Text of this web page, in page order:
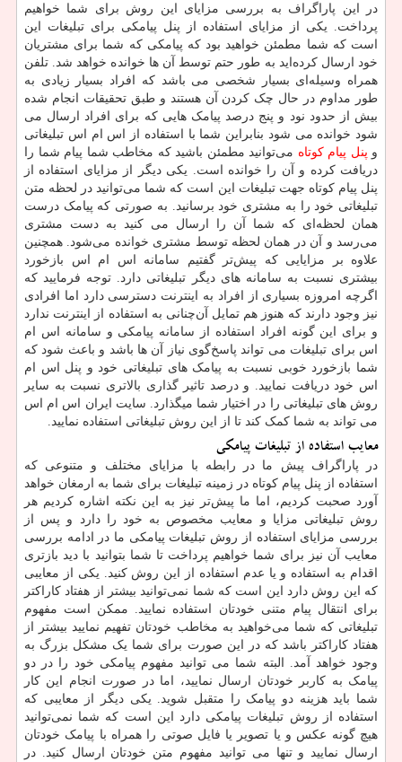
در این پاراگراف به بررسی مزایای این روش برای شما خواهیم
پرداخت. یکی از مزایای استفاده از پنل پیامکی برای تبلیغات این
است که شما مطمئن خواهید بود که پیامکی که شما برای مشتریان
خود ارسال کرده‌اید به‌ طور حتم توسط آن ‌ها خوانده خواهد شد. تلفن
همراه وسیله‌ای بسیار شخصی می باشد که افراد بسیار زیادی به
طور مداوم در حال چک کردن آن هستند و طبق تحقیقات انجام‌ شده
بیش از حدود نود و پنج درصد پیامک‌ هایی که برای افراد ارسال می
شود خوانده می شود بنابراین شما با استفاده از اس ام اس تبلیغاتی
و پنل پیام کوتاه می‌توانید مطمئن باشید که مخاطب شما پیام شما را
دریافت کرده و آن را خوانده است. یکی دیگر از مزایای استفاده از
پنل پیام کوتاه جهت تبلیغات این است که شما می‌توانید در لحظه متن
تبلیغاتی خود را به مشتری خود برسانید. به صورتی که پیامک درست
همان لحظه‌ای که شما آن را ارسال می کنید به دست مشتری
می‌رسد و آن در همان لحظه توسط مشتری خوانده می‌شود. همچنین
علاوه بر مزایایی که پیش‌تر گفتیم سامانه اس ام اس بازخورد
بیشتری نسبت به سامانه ‌های دیگر تبلیغاتی دارد. توجه فرمایید که
اگرچه امروزه بسیاری از افراد به اینترنت دسترسی دارد اما افرادی
نیز وجود دارند که هنوز هم تمایل آن‌چنانی به استفاده از اینترنت ندارد
و برای این‌ گونه افراد استفاده از سامانه پیامکی و سامانه اس ام
اس برای تبلیغات می تواند پاسخ‌گوی نیاز آن ‌ها باشد و باعث شود که
شما بازخورد خوبی نسبت به پیامک‌ های تبلیغاتی خود و پنل اس ام
اس خود دریافت نمایید. و درصد تاثیر گذاری بالاتری نسبت به سایر
روش های تبلیغاتی را در اختیار شما میگذارد. سایت ایران اس ام اس
می تواند به شما کمک کند تا از این روش تبلیغاتی استفاده نمایید.
معایب استفاده از تبلیغات پیامکی
در پاراگراف پیش ما در رابطه با مزایای مختلف و متنوعی که
استفاده از پنل پیام کوتاه در زمینه تبلیغات برای شما به ارمغان خواهد
‌آورد صحبت کردیم، اما ما پیش‌تر نیز به این نکته اشاره کردیم هر
روش تبلیغاتی مزایا و معایب مخصوص به خود را دارد و پس از
بررسی مزایای استفاده از روش تبلیغات پیامکی ما در ادامه بررسی
معایب آن نیز برای شما خواهیم پرداخت تا شما بتوانید با دید بازتری
اقدام به استفاده و یا عدم استفاده از این روش کنید. یکی از معایبی
که این روش دارد این است که شما نمی‌توانید بیشتر از هفتاد کاراکتر
برای انتقال پیام متنی خودتان استفاده نمایید. ممکن است مفهوم
تبلیغاتی که شما می‌خواهید به مخاطب خودتان تفهیم نمایید بیشتر از
هفتاد کاراکتر باشد که در این‌ صورت برای شما یک مشکل بزرگ به
وجود خواهد آمد. البته شما می توانید مفهوم پیامکی خود را در دو
پیامک به کاربر خودتان ارسال نمایید، اما در صورت انجام این کار
شما باید هزینه دو پیامک را متقبل شوید. یکی دیگر از معایبی که
استفاده از روش تبلیغات پیامکی دارد این است که شما نمی‌توانید
هیچ گونه عکس و یا تصویر یا فایل صوتی را همراه با پیامک خودتان
ارسال نمایید و تنها می توانید مفهوم متن خودتان ارسال کنید. در